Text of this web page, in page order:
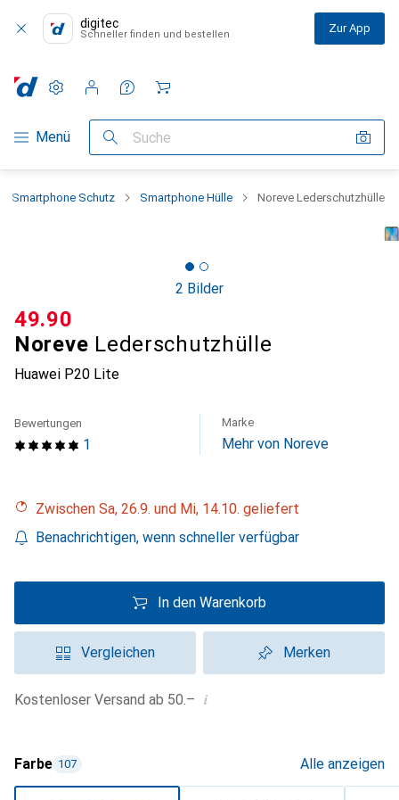
digitec
Schneller finden und bestellen Zur App
Navigation nach Kategorien
Menü Suche
Einstellungen
Kundenkonto
Vergleichslisten
Merklisten
Warenkorb
Smartphone Schutz Smartphone Hülle Noreve Lederschutzhülle
2 Bilder
Noreve Lederschutzhülle
Huawei P20 Lite
CHF
49.90
1
Bewertungen Marke
Mehr von Noreve
Zwischen Sa, 26.9. und Mi, 14.10. geliefert
Benachrichtigen, wenn schneller verfügbar
In den Warenkorb
Vergleichen Merken
Kostenloser Versand ab 50.– i
Farbe 107 Alle anzeigen